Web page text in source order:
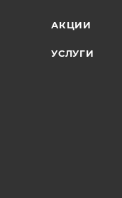
АКЦИИ
УСЛУГИ